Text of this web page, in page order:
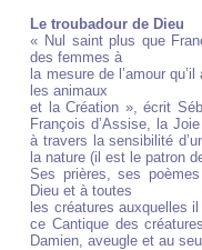
Le troubadour de Dieu
« Nul saint plus que
des femmes à
la mesure de l’amour
les animaux
et la Création », écrit
François d’Assise, la
à travers la sensibilité
la nature (il est le patron
Ses prières, ses
Dieu et à toutes
les créatures auxquelles
ce Cantique des
Damien, aveugle et au